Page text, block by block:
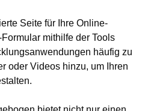
Seite für Ihre Online-
mithilfe der Tools
häufig zu
oder Videos hinzu, um Ihren